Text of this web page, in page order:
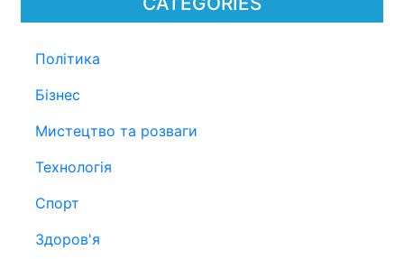
Політика
Бізнес
Мистецтво та розваги
Технологія
Спорт
Здоров'я